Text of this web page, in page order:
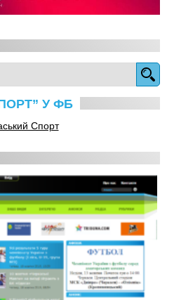
У ФБ
Спорт